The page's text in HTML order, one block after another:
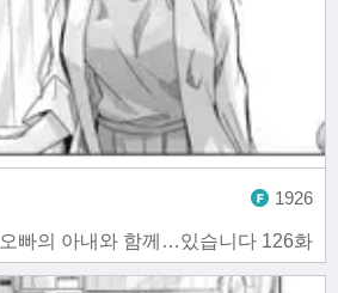
오빠의 아내와 함께…있습니다 126화
1926